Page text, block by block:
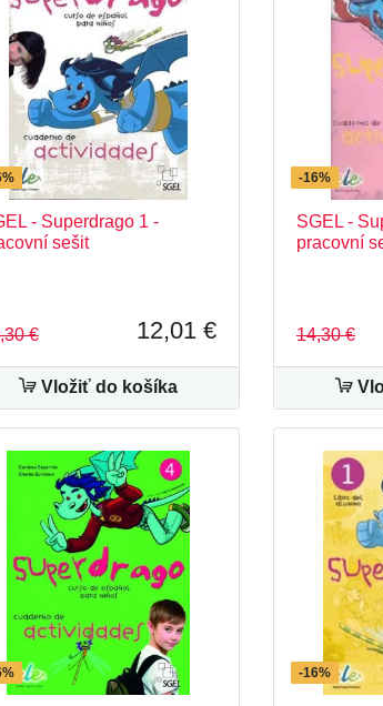
de Valentina
Avance Nuevo Espanol 2000
tu espanol
- Superdrago 1 -
sešit
€ 12,01 €
Vložiť do košíka
-16%
SGEL -
pracovní
14,30 €
-16%